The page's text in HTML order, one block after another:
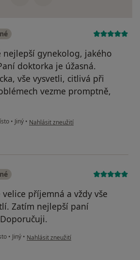
nejlepší gynekolog, jakého
doktorka je úžasná.
vše vysvetli, citlivá při
vezme promptně,
• Jiný • podle názoru uživatele N.
Nahlásit zneužití
příjemná a vždy vše
Zatím nejlepší paní
• Jiný • podle názoru uživatele N.
Nahlásit zneužití